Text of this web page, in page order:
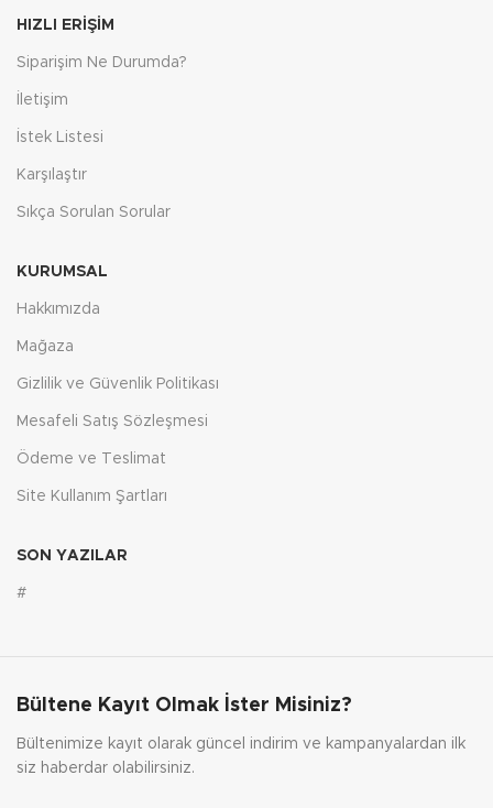
HIZLI ERIŞIM
Siparişim Ne Durumda?
İletişim
İstek Listesi
Karşılaştır
Sıkça Sorulan Sorular
KURUMSAL
Hakkımızda
Mağaza
Gizlilik ve Güvenlik Politikası
Mesafeli Satış Sözleşmesi
Ödeme ve Teslimat
Site Kullanım Şartları
SON YAZILAR
#
Bültene Kayıt Olmak İster Misiniz?
Bültenimize kayıt olarak güncel indirim ve kampanyalardan ilk
siz haberdar olabilirsiniz.